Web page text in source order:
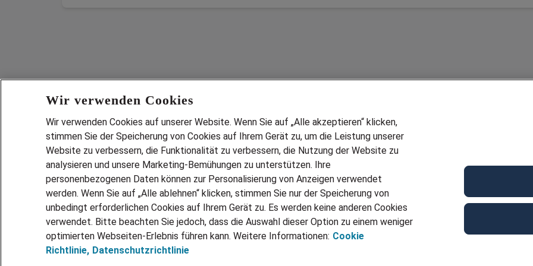
Services
JOBSUCHE
LEBENSLAUF GENERATOR
ZEITARBEIT
PERSONALVERMITTLUNG
PARTNERSHIP WITH AIRBUS
Wir verwenden Cookies
Wir verwenden Cookies auf unserer Website. Wenn Sie auf „Alle akzeptieren“ klicken,
stimmen Sie der Speicherung von Cookies auf Ihrem Gerät zu, um die Leistung unserer
Website zu verbessern, die Funktionalität zu verbessern, die Nutzung der Website zu
analysieren und unsere Marketing-Bemühungen zu unterstützen. Ihre
personenbezogenen Daten können zur Personalisierung von Anzeigen verwendet
werden. Wenn Sie auf „Alle ablehnen“ klicken, stimmen Sie nur der Speicherung von
unbedingt erforderlichen Cookies auf Ihrem Gerät zu. Es werden keine anderen Cookies
verwendet. Bitte beachten Sie jedoch, dass die Auswahl dieser Option zu einem weniger
optimierten Webseiten-Erlebnis führen kann. Weitere Informationen: Cookie
Richtlinie, Datenschutzrichtlinie